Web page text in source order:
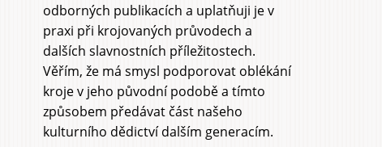
odborných publikacích a uplatňuji je v
praxi při krojovaných průvodech a
dalších slavnostních příležitostech.
Věřím, že má smysl podporovat oblékání
kroje v jeho původní podobě a tímto
způsobem předávat část našeho
kulturního dědictví dalším generacím.